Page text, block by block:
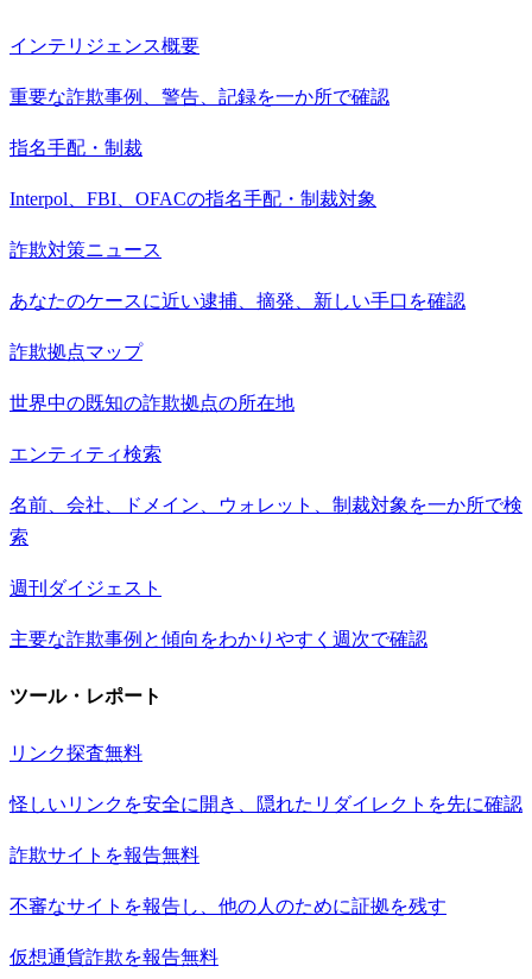
インテリジェンス概要
重要な詐欺事例、警告、記録を一か所で確認
指名手配・制裁
Interpol、FBI、OFACの指名手配・制裁対象
詐欺対策ニュース
あなたのケースに近い逮捕、摘発、新しい手口を確認
詐欺拠点マップ
世界中の既知の詐欺拠点の所在地
エンティティ検索
名前、会社、ドメイン、ウォレット、制裁対象を一か所で検
索
週刊ダイジェスト
主要な詐欺事例と傾向をわかりやすく週次で確認
ツール・レポート
リンク探査無料
怪しいリンクを安全に開き、隠れたリダイレクトを先に確認
詐欺サイトを報告無料
不審なサイトを報告し、他の人のために証拠を残す
仮想通貨詐欺を報告無料